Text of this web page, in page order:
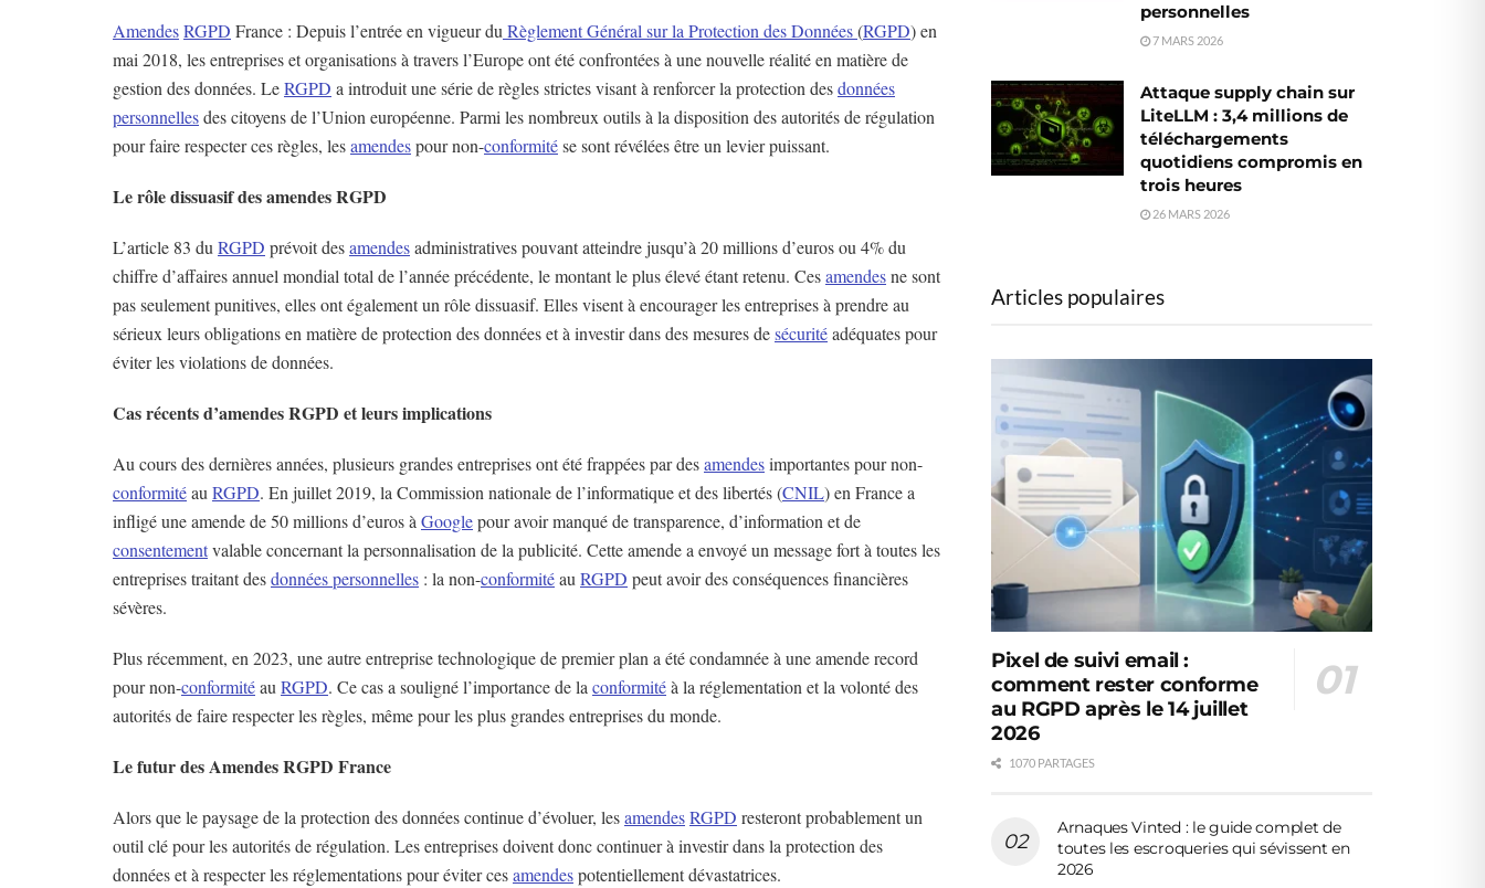
AmendesRGPD France : Depuis l’entrée en vigueur du Règlement Général sur la Protection des Données(RGPD) en
mai 2018, les entreprises et organisations à travers l’Europe ont été confrontées à une nouvelle réalité en matière de
gestion des données. LeRGPD a introduit une série de règles strictes visant à renforcer la protection desdonnées
personnellesdes citoyens de l’Union européenne. Parmi les nombreux outils à la disposition des autorités de régulation
pour faire respecter ces règles, lesamendespour non-conformitése sont révélées être un levier puissant.
Le rôle dissuasif des amendes RGPD
L’article 83 du RGPD prévoit desamendesadministratives pouvant atteindre jusqu’à 20 millions d’euros ou 4% du
chiffre d’affaires annuel mondial total de l’année précédente, le montant le plus élevé étant retenu. Cesamendesne sont
pas seulement punitives, elles ont également un rôle dissuasif. Elles visent à encourager les entreprises à prendre au
sérieux leurs obligations en matière de protection des données et à investir dans des mesures desécuritéadéquates pour
éviter les violations de données.
Cas récents d’amendes RGPD et leurs implications
Au cours des dernières années, plusieurs grandes entreprises ont été frappées par desamendesimportantes pour non-
conformitéau RGPD. En juillet 2019, la Commission nationale de l’informatique et des libertés (CNIL) en France a
infligé une amende de 50 millions d’euros à Googlepour avoir manqué de transparence, d’information et de
consentementvalable concernant la personnalisation de la publicité. Cette amende a envoyé un message fort à toutes les
entreprises traitant desdonnées personnelles : la non-conformitéau RGPD peut avoir des conséquences financières
sévères.
Plus récemment, en 2023, une autre entreprise technologique de premier plan a été condamnée à une amende record
pour non-conformitéau RGPD. Ce cas a souligné l’importance de la conformitéà la réglementation et la volonté des
autorités de faire respecter les règles, même pour les plus grandes entreprises du monde.
Le futur des Amendes RGPD France
Alors que le paysage de la protection des données continue d’évoluer, lesamendesRGPD resteront probablement un
outil clé pour les autorités de régulation. Les entreprises doivent donc continuer à investir dans la protection des
données et à respecter les réglementations pour éviter cesamendespotentiellement dévastatrices.
personnelles
7 MARS 2026
Attaque supply chain sur
LiteLLM : 3,4 millions de
téléchargements
quotidiens compromis en
trois heures
26 MARS 2026
Articles populaires
Pixel de suivi email :
comment rester conforme
au RGPD après le 14 juillet
2026
1070 PARTAGES
Arnaques Vinted : le guide complet de
toutes les escroqueries qui sévissent en
2026